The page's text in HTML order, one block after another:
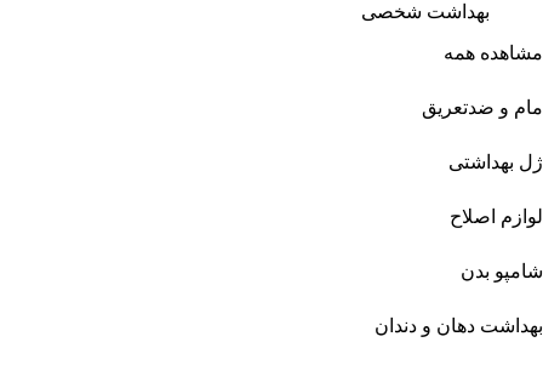
بهداشت شخصی
مشاهده همه
مام و ضدتعریق
ژل بهداشتی
لوازم اصلاح
شامپو بدن
بهداشت دهان و دندان